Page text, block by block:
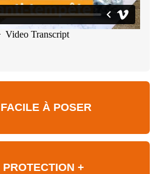
FACILE À POSER
PROTECTION +